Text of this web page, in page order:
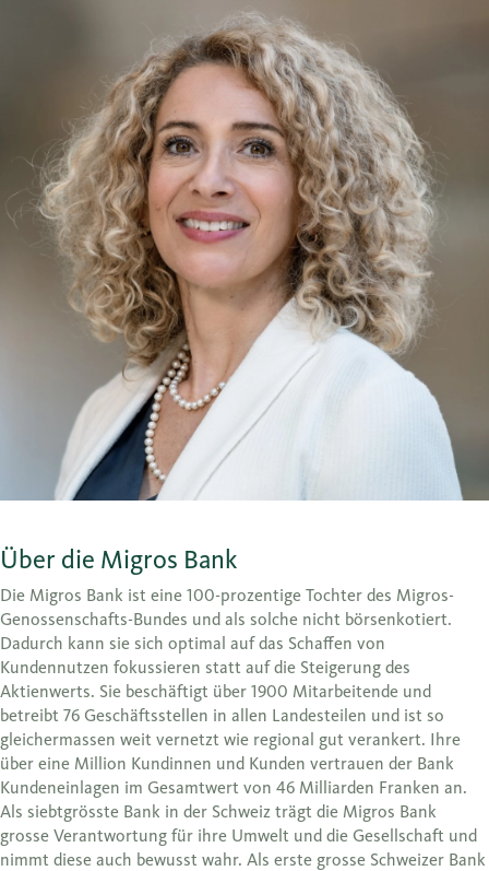
Über die Migros Bank
Die Migros Bank ist eine 100-prozentige Tochter des Migros-
Genossenschafts-Bundes und als solche nicht börsenkotiert.
Dadurch kann sie sich optimal auf das Schaffen von
Kundennutzen fokussieren statt auf die Steigerung des
Aktienwerts. Sie beschäftigt über 1900 Mitarbeitende und
betreibt 76 Geschäftsstellen in allen Landesteilen und ist so
gleichermassen weit vernetzt wie regional gut verankert. Ihre
über eine Million Kundinnen und Kunden vertrauen der Bank
Kundeneinlagen im Gesamtwert von 46 Milliarden Franken an.
Als siebtgrösste Bank in der Schweiz trägt die Migros Bank
grosse Verantwortung für ihre Umwelt und die Gesellschaft und
nimmt diese auch bewusst wahr. Als erste grosse Schweizer Bank